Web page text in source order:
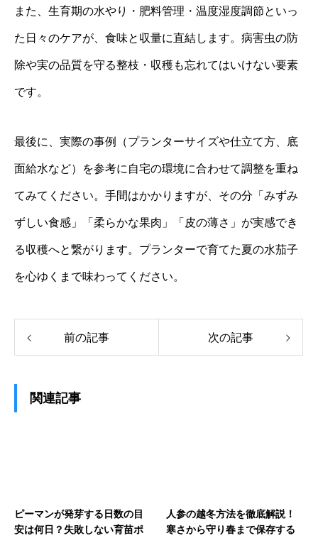
また、生育期の水やり・肥料管理・温度湿度調節といっ
た日々のケアが、食味と収量に直結します。病害虫の防
除や実の品質を守る整枝・収穫も忘れてはいけない要素
です。
最後に、実際の事例（プランターサイズや仕立て方、底
面給水など）を参考に自宅の環境に合わせて調整を重ね
てみてください。手間はかかりますが、その分「みずみ
ずしい食感」「柔らかな果肉」「皮の薄さ」が実感でき
る収穫へと繋がります。プランターで育てた夏の水茄子
を心ゆくまで味わってください。
前の記事 次の記事
関連記事
ピーマンが発芽する日数の目
安は何日？失敗しない育苗ポ
人参の越冬方法を徹底解説！
寒さから守り春まで保存する